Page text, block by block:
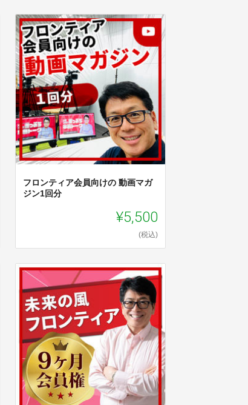
フロンティア会員向けの 動画マガ
ジン1回分
¥5,500
(税込)